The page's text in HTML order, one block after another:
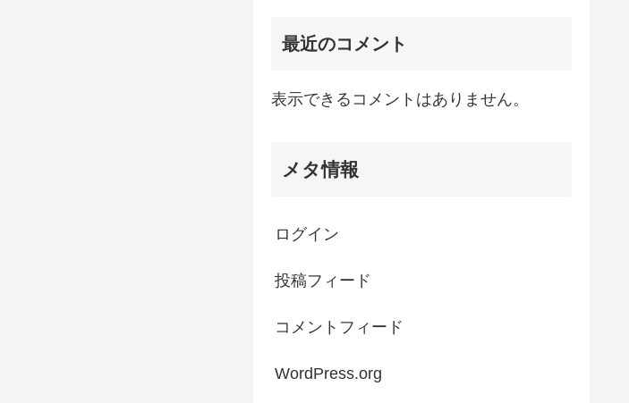
最近のコメント
表示できるコメントはありません。
メタ情報
ログイン
投稿フィード
コメントフィード
WordPress.org